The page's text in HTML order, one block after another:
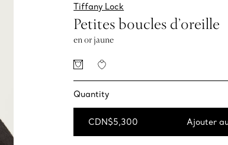
Tiffany Lock
Petites boucles d’oreille
en or jaune
Quantity
CDN$5,300 Ajouter